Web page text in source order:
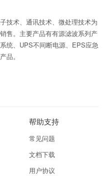
技术、通讯技术、微处理技术为
售。主要产品有有源滤波系列产
统、UPS不间断电源、EPS应急
品。
帮助支持
常见问题
文档下载
用户协议